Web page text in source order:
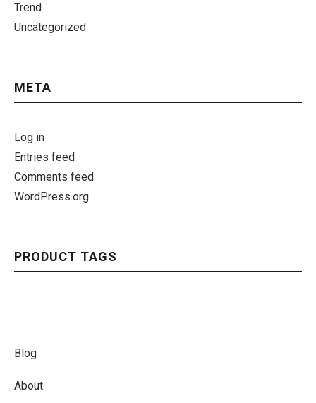
Trend
Uncategorized
META
Log in
Entries feed
Comments feed
WordPress.org
PRODUCT TAGS
Blog
About